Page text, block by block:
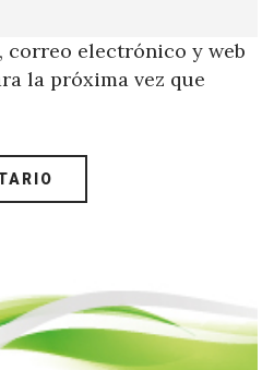
correo electrónico y web
la próxima vez que